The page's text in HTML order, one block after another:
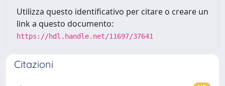
Utilizza questo identificativo per citare o creare un
link a questo documento:
https://hdl.handle.net/11697/37641
Citazioni